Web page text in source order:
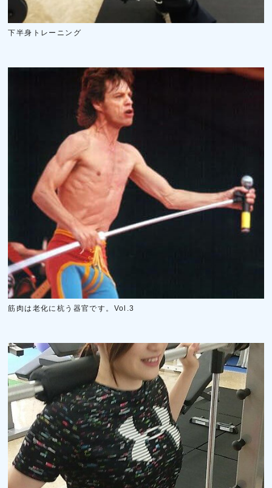
下半身トレーニング
筋肉は老化に杭う器官です。Vol.3